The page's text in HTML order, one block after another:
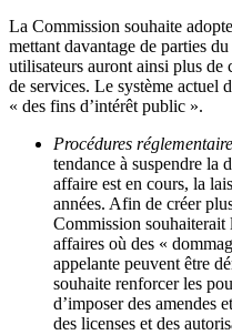
La Commission souhaite
mettant davantage de parties
utilisateurs auront ainsi plus de
de services. Le système actuel
« des fins d’intérêt public ».
Procédures
tendance à suspendre la
affaire est en cours, la
années. Afin de créer
Commission souhaiterait
affaires où des «
appelante peuvent être
souhaite renforcer les
d’imposer des amendes
des licenses et des